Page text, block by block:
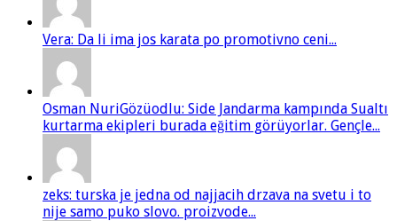
Vera: Da li ima jos karata po promotivno ceni...
Osman NuriGözüodlu: Side Jandarma kampında Sualtı
kurtarma ekipleri burada eğitim görüyorlar. Gençle...
zeks: turska je jedna od najjacih drzava na svetu i to
nije samo puko slovo. proizvode...